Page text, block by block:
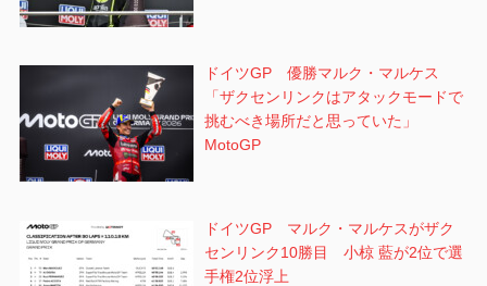
ドイツGP 優勝マルク・マルケス
「ザクセンリンクはアタックモードで
挑むべき場所だと思っていた」
MotoGP
ドイツGP マルク・マルケスがザク
センリンク10勝目 小椋 藍が2位で選
手権2位浮上